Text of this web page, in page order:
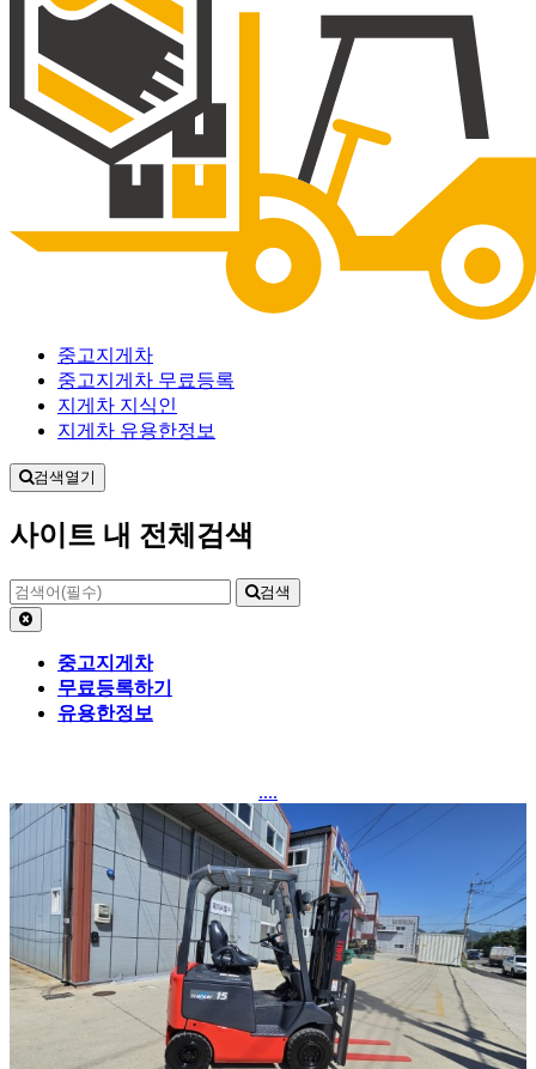
중고지게차
중고지게차 무료등록
지게차 지식인
지게차 유용한정보
검색열기
사이트 내 전체검색
검색
중고지게차
무료등록하기
유용한정보
....